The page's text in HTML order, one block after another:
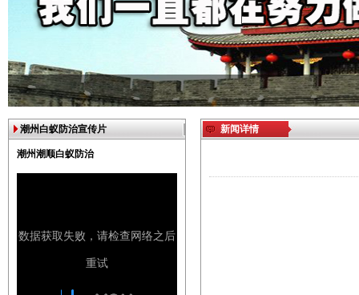
潮州白蚁防治宣传片
潮州潮顺白蚁防治
新闻详情